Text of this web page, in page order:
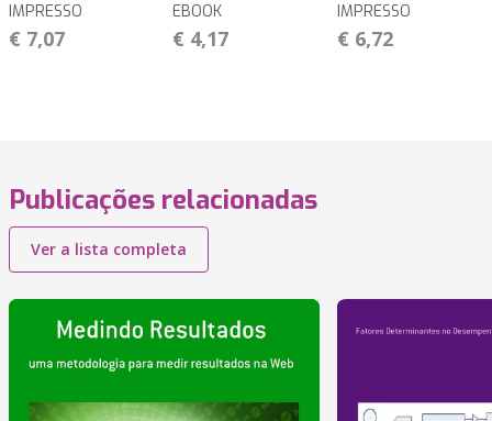
IMPRESSO
€ 7,07
EBOOK
€ 4,17
IMPRESSO
€ 6,72
Publicações relacionadas
Ver a lista completa